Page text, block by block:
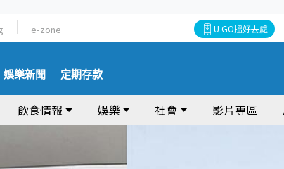
e-zone U GO搵好去處
娛樂新聞 定期存款
飲食情報 娛樂 社會 影片專區